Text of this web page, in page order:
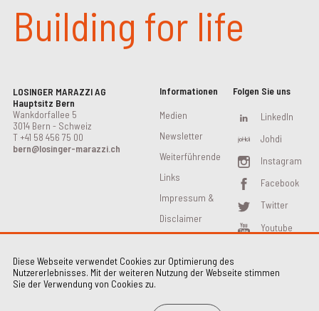
Building for life
LOSINGER MARAZZI AG
Hauptsitz Bern
Wankdorfallee 5
3014 Bern - Schweiz
T +41 58 456 75 00
bern@losinger-marazzi.ch
Informationen
Medien
Newsletter
Weiterführende
Links
Impressum &
Disclaimer
Folgen Sie uns
LinkedIn
Johdi
Instagram
Facebook
Twitter
Youtube
Diese Webseite verwendet Cookies zur Optimierung des
Nutzererlebnisses. Mit der weiteren Nutzung der Webseite stimmen
Sie der Verwendung von Cookies zu.